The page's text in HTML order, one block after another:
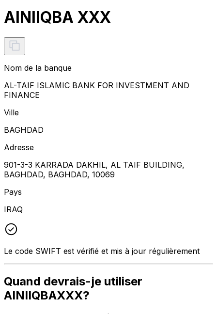
AINIIQBA XXX
Nom de la banque
AL-TAIF ISLAMIC BANK FOR INVESTMENT AND
FINANCE
Ville
BAGHDAD
Adresse
901-3-3 KARRADA DAKHIL, AL TAIF BUILDING,
BAGHDAD, BAGHDAD, 10069
Pays
IRAQ
Le code SWIFT est vérifié et mis à jour régulièrement
Quand devrais-je utiliser
AINIIQBAXXX?